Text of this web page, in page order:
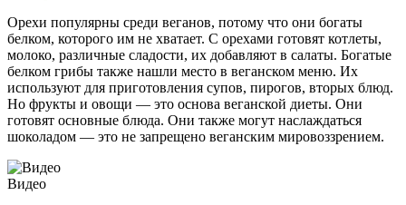
Орехи популярны среди веганов, потому что они богаты
белком, которого им не хватает. С орехами готовят котлеты,
молоко, различные сладости, их добавляют в салаты. Богатые
белком грибы также нашли место в веганском меню. Их
используют для приготовления супов, пирогов, вторых блюд.
Но фрукты и овощи — это основа веганской диеты. Они
готовят основные блюда. Они также могут наслаждаться
шоколадом — это не запрещено веганским мировоззрением.
Видео